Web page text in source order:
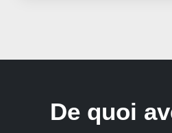
De quoi